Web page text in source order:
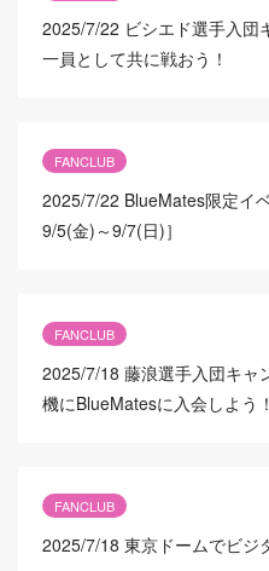
2025/7/22 ビシエド選手入団
一員として共に戦おう！
FANCLUB
2025/7/22 BlueMates限定イ
9/5(金)～9/7(日)］
FANCLUB
2025/7/18 藤浪選手入団キャ
機にBlueMatesに入会しよう！
FANCLUB
2025/7/18 東京ドームでビジ